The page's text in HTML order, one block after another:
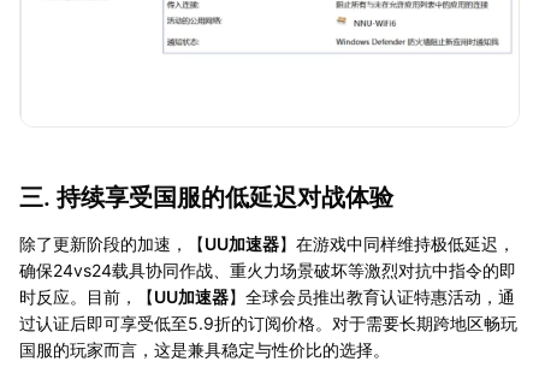
三. 持续享受国服的低延迟对战体验
除了更新阶段的加速，【UU加速器】在游戏中同样维持极低延迟，
确保24vs24载具协同作战、重火力场景破坏等激烈对抗中指令的即
时反应。目前，【UU加速器】全球会员推出教育认证特惠活动，通
过认证后即可享受低至5.9折的订阅价格。对于需要长期跨地区畅玩
国服的玩家而言，这是兼具稳定与性价比的选择。